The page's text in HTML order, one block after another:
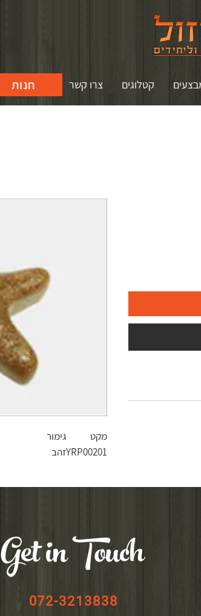
חנות קטלוגים צרו קשר
מקט
גימור
YRP00201זהב
Get in Touch
072-3213838